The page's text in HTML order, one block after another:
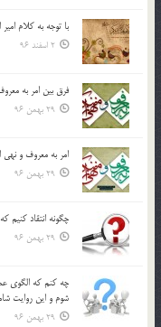
با توجه به كلام
2 اسفند 96
فرق بين امر به
29 بهمن 96
امر به معروف و نهي
29 بهمن 96
چگونه انتقاد
29 بهمن 96
چه كنم كه الگوي
شوم و اين روايت
29 بهمن 96